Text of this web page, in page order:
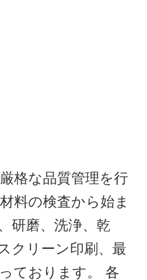
格な品質管理を行
料の検査から始ま
研磨、洗浄、乾
クリーン印刷、最
ております。 各